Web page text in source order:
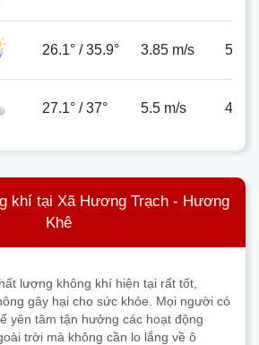
26.1° /35.9° 3.85 m/s 53%
27.1° /37° 5.5 m/s 45%
khí tại Xã Hương Trạch - Hương
Khê
lượng không khí hiện tại rất tốt,
gây hại cho sức khỏe. Mọi người có
yên tâm tận hưởng các hoạt động
trời mà không cần lo lắng về ô